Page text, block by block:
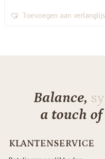
Toevoegen aan
Balance,
a touch of
KLANTENSERVICE